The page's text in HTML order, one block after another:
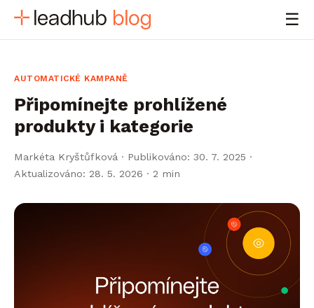
☰
AUTOMATICKÉ KAMPANĚ
Připomínejte prohlížené
produkty i kategorie
Markéta Kryštůfková · Publikováno: 30. 7. 2025 ·
Aktualizováno: 28. 5. 2026 · 2 min